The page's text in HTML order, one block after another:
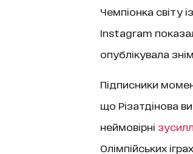
Чемпіонка світу
Instagram
опублікувала
Підписники
що Різатдінова
неймовірні
Олімпійських